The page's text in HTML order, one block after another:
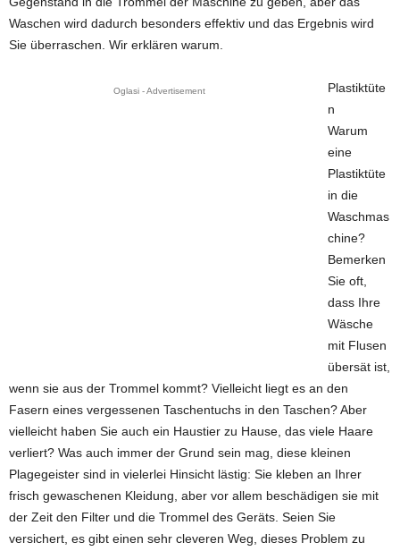
Waschen wird dadurch besonders effektiv und das Ergebnis wird
Sie überraschen. Wir erklären warum.
Oglasi - Advertisement
Plastiktüte
n
Warum
eine
Plastiktüte
in die
Waschmas
chine?
Bemerken
Sie oft,
dass Ihre
Wäsche
mit Flusen
übersät ist,
wenn sie aus der Trommel kommt? Vielleicht liegt es an den
Fasern eines vergessenen Taschentuchs in den Taschen? Aber
vielleicht haben Sie auch ein Haustier zu Hause, das viele Haare
verliert? Was auch immer der Grund sein mag, diese kleinen
Plagegeister sind in vielerlei Hinsicht lästig: Sie kleben an Ihrer
frisch gewaschenen Kleidung, aber vor allem beschädigen sie mit
der Zeit den Filter und die Trommel des Geräts. Seien Sie
versichert, es gibt einen sehr cleveren Weg, dieses Problem zu